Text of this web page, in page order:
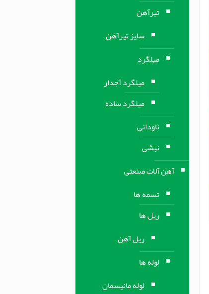
تیرآهن
سایز تیرآهن
میلگرد
میلگرد آجدار
میلگرد ساده
ناودانی
نبشی
آهن آلات صنعتی
تسمه ها
ریل ها
ریل آهن
لوله ها
لوله مانیسمان